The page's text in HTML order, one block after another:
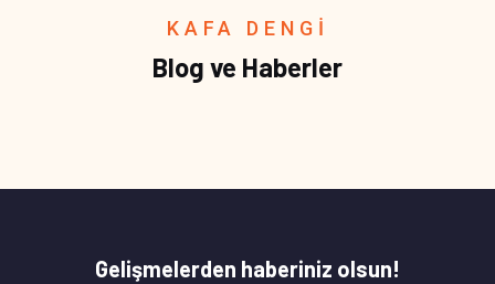
KAFA DENGİ
Blog ve Haberler
Gelişmelerden haberiniz olsun!